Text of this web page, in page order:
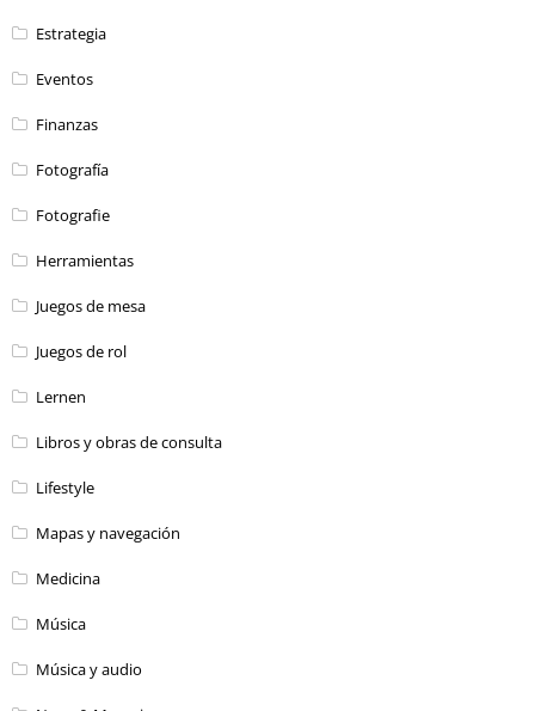
Estrategia
Eventos
Finanzas
Fotografía
Fotografie
Herramientas
Juegos de mesa
Juegos de rol
Lernen
Libros y obras de consulta
Lifestyle
Mapas y navegación
Medicina
Música
Música y audio